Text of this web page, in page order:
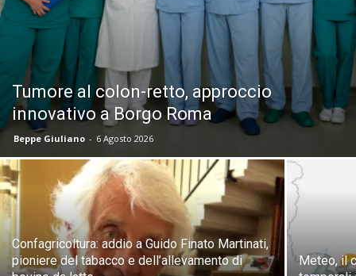
Tumore al colon-retto, approccio
innovativo a Borgo Roma
Beppe Giuliano - 6 Agosto 2026
Confagricoltura: addio a Guido Finato Martinati,
pioniere del tabacco e dell’allevamento di
Meteo, il